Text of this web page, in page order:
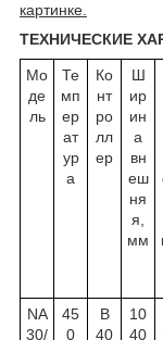
картинке.
ТЕХНИЧЕСКИЕ
Мо
де
ль
Те
мп
ер
ат
ур
а
Ко
нт
ро
лл
ер
Ш
ир
ин
а
вн
еш
ня
я,
мм
NA
30/
45
0
B
40
10
40